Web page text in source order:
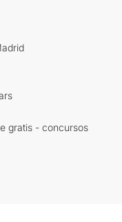
gratis - concursos